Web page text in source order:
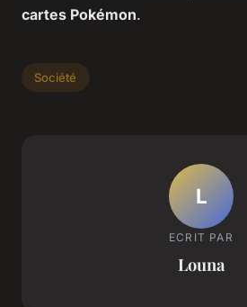
cartes Pokémon.
Société
L
ECRIT PAR
Louna